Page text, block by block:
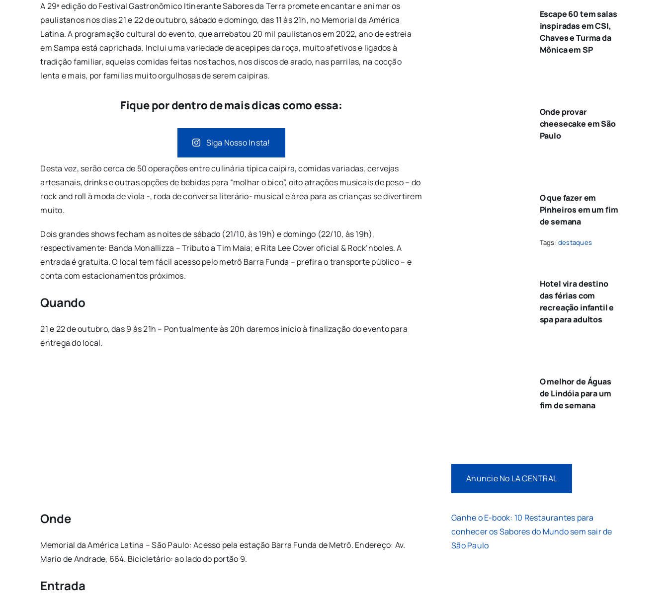
A 29ª edição do Festival Gastronômico Itinerante Sabores da Terra promete encantar e animar os
paulistanos nos dias 21 e 22 de outubro, sábado e domingo, das 11 às 21h, no Memorial da América
Latina. A programação cultural do evento, que arrebatou 20 mil paulistanos em 2022, ano de estreia
em Sampa está caprichada. Inclui uma variedade de acepipes da roça, muito afetivos e ligados à
tradição familiar, aquelas comidas feitas nos tachos, nos discos de arado, nas parrilas, na cocção
lenta e mais, por famílias muito orgulhosas de serem caipiras.
Fique por dentro de mais dicas como essa:
Siga Nosso Insta!
Desta vez, serão cerca de 50 operações entre culinária típica caipira, comidas variadas, cervejas
artesanais, drinks e outras opções de bebidas para “molhar o bico”, oito atrações musicais de peso – do
rock and roll à moda de viola -, roda de conversa literário- musical e área para as crianças se divertirem
muito.
Dois grandes shows fecham as noites de sábado (21/10, às 19h) e domingo (22/10, às 19h),
respectivamente: Banda Monallizza – Tributo a Tim Maia; e Rita Lee Cover oficial & Rock’nboles. A
entrada é gratuita. O local tem fácil acesso pelo metrô Barra Funda – prefira o transporte público – e
conta com estacionamentos próximos.
Quando
21 e 22 de outubro, das 9 às 21h – Pontualmente às 20h daremos início à finalização do evento para
entrega do local.
Onde
Memorial da América Latina – São Paulo: Acesso pela estação Barra Funda de Metrô. Endereço: Av.
Mario de Andrade, 664. Bicicletário: ao lado do portão 9.
Entrada
Escape 60 tem salas
inspiradas em CSI,
Chaves e Turma da
Mônica em SP
Onde provar
cheesecake em São
Paulo
O que fazer em
Pinheiros em um fim
de semana
Tags: destaques
Hotel vira destino
das férias com
recreação infantil e
spa para adultos
O melhor de Águas
de Lindóia para um
fim de semana
Anuncie No LA CENTRAL
Ganhe o E-book: 10 Restaurantes para
conhecer os Sabores do Mundo sem sair de
São Paulo